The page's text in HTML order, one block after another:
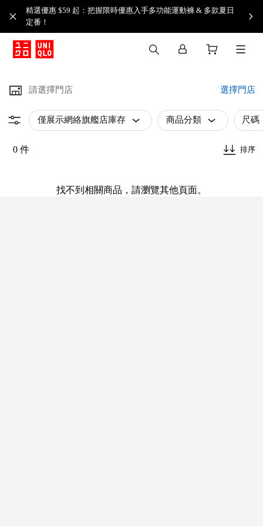
精選優惠 $59 起：把握限時優惠入手多功能運動褲 & 多款夏日
定番！​
請選擇門店 選擇門店
僅展示網絡旗艦店庫存 商品分類 尺碼
0 件 排序
找不到相關商品，請瀏覽其他頁面。